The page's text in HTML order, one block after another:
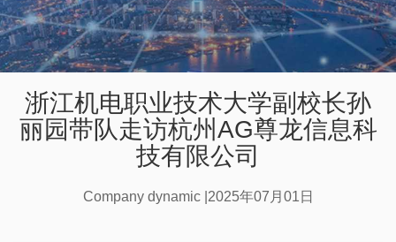
浙江机电职业技术大学副校长孙
丽园带队走访杭州AG尊龙信息科
技有限公司
Company dynamic |2025年07月01日